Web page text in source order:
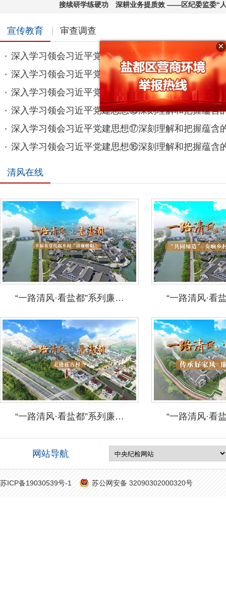
接续研学练硬功 深耕业务提质效 ——区纪委监委“
宣传教育 审查调查
深入学习领会习近平党建思想⑳深刻理解和把握蕴含
深入学习领会习近平党建思想⑲深刻理解和把握蕴含
深入学习领会习近平党建思想⑱深刻理解和把握蕴含
深入学习领会习近平党建思想⑰深刻理解和把握蕴含
深入学习领会习近平党建思想⑯深刻理解和把握蕴含
清风在线
“一路清风·看盐都”系列廉… “一路清风·看
“一路清风·看盐都”系列廉… “一路清风·看
网站导航
苏ICP备19030539号-1 苏公网安备 32090302000320号
×